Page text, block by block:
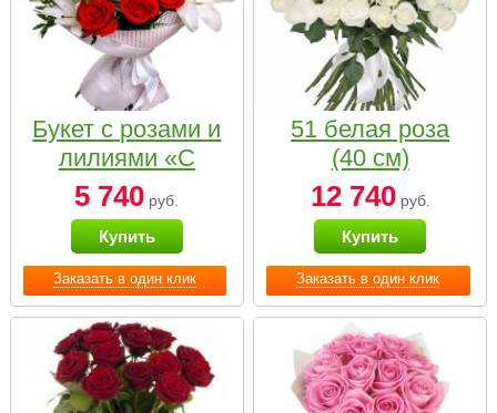
Заказать в один клик
Букет с розами и
лилиями «С
наилучшими
пожеланиями»
5 740 руб.
Купить
Заказать в один клик
51 белая роза
(40 см)
12 740руб.
Купить